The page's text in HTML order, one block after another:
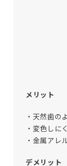
メリット
・天然歯の
・変色しに
・金属アレ
デメリット